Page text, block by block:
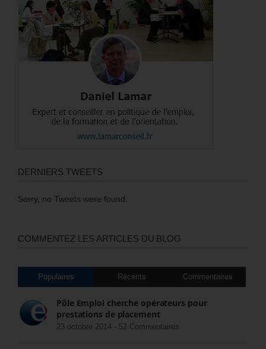
DERNIERS TWEETS
Sorry, no Tweets were found.
COMMENTEZ LES ARTICLES DU BLOG
Populaires Récents Commentaires
Pôle Emploi cherche opérateurs pour
prestations de placement
23 octobre 2014 - 52 Commentaires